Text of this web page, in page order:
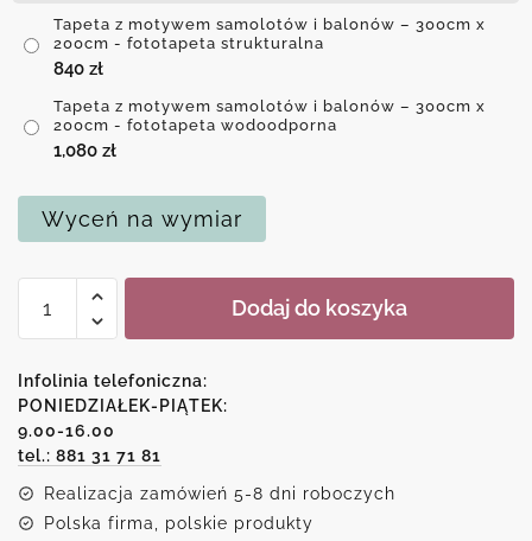
Tapeta z motywem samolotów i balonów – 300cm x
200cm - fototapeta strukturalna
840 zł
Tapeta z motywem samolotów i balonów – 300cm x
200cm - fototapeta wodoodporna
1,080 zł
Wyceń na wymiar
Tapeta
motywem
samolotów
i
balonów
Dodaj do koszyka
Infolinia telefoniczna:
PONIEDZIAŁEK-PIĄTEK:
9.00-16.00
tel.: 881 31 71 81
Realizacja zamówień 5-8 dni roboczych
Polska firma, polskie produkty